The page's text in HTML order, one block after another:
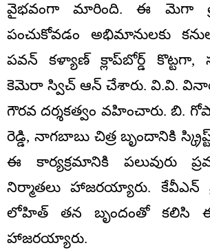
వైభవంగా మారింది. ఈ మెగా
పంచుకోవడం అభిమానులకు
పవన్ కళ్యాణ్ క్లాప్‌బోర్డ్ కొట్టగా,
కెమెరా స్విచ్ ఆన్ చేశారు. వి.వి.
గౌరవ దర్శకత్వం వహించారు. బి.
రెడ్డి, నాగబాబు చిత్ర బృందానికి
ఈ కార్యక్రమానికి పలువురు
నిర్మాతలు హాజరయ్యారు. కేవీఎన్
లోహిత్ తన బృందంతో కలిసి ఈ
హాజరయ్యారు.